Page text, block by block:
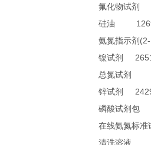
氟化物试剂
硅油
氨氮指示剂
镍试剂
总氮试剂
锌试剂
磷酸试剂包
在线氨氮标准
清洗溶液